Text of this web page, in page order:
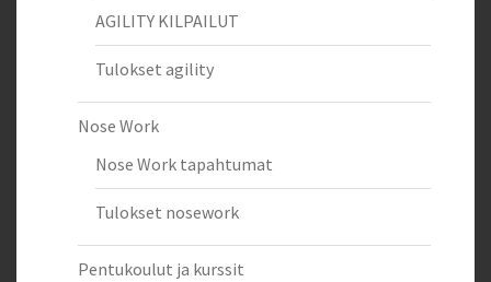
AGILITY KILPAILUT
Tulokset agility
Nose Work
Nose Work tapahtumat
Tulokset nosework
Pentukoulut ja kurssit